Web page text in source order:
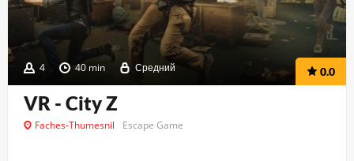
4 40 min Средний 0.0
VR - City Z
Faches-Thumesnil Escape Game